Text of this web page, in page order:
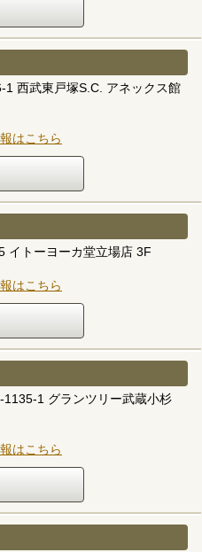
西武東戸塚S.C. アネックス館
はこちら
イトーヨーカ堂立場店 3F
はこちら
1 グランツリー武蔵小杉
はこちら